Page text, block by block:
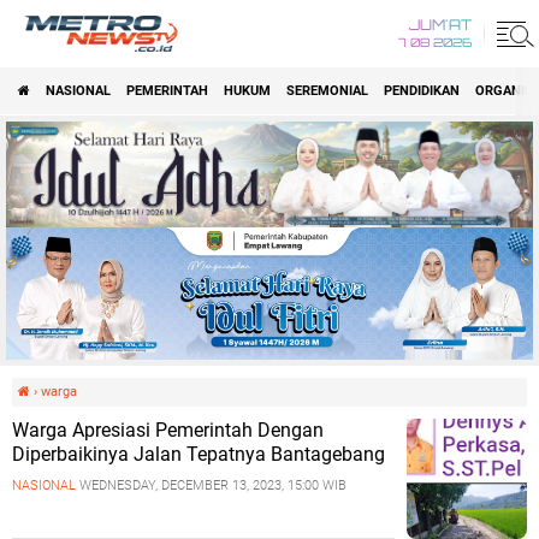
JUM'AT
7 08 2026
NASIONAL PEMERINTAH HUKUM SEREMONIAL PENDIDIKAN
› warga
Warga Apresiasi Pemerintah Dengan
Diperbaikinya Jalan Tepatnya Bantagebang
NASIONAL WEDNESDAY, DECEMBER 13, 2023, 15:00 WIB